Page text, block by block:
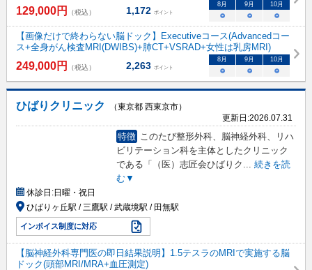
129,000円 （税込） 1,172 ポイント
8月 9月 10月
○ ○ ○
【画像だけで終わらない脳ドック】Executiveコース(Advancedコー
ス+全身がん検査MRI(DWIBS)+肺CT+VSRAD+女性は乳房MRI)
249,000円 （税込） 2,263 ポイント
8月 9月 10月
○ ○ ○
ひばりクリニック
（東京都 西東京市）
更新日:2026.07.31
特徴
このたび整形外科、脳神経外科、リハ
ビリテーション科を主体としたクリニック
である「（医）志匠会ひばりク
続きを読
む▼
休診日:日曜・祝日
ひばりヶ丘駅 / 三鷹駅 / 武蔵境駅 / 田無駅
インボイス制度に対応
【脳神経外科専門医の即日結果説明】1.5テスラのMRIで実施する脳
ドック(頭部MRI/MRA+血圧測定)